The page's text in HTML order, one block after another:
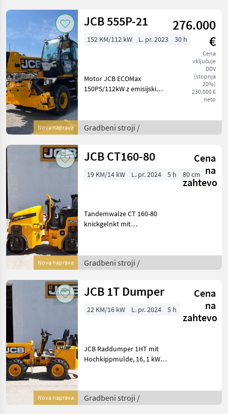
Nova naprava
JCB 555P-21
276.000
€
Cena
vključuje
DDV
(stopnja
20%)
230.000 €
neto
152 KM/112 kW L. pr. 2023 30 h
Motor JCB ECOMax
150PS/112kW z emisijskim
2-stopenjski hidrostat, 40
km/h, funkcija
Gradbeni stroji /
Nova naprava
JCB CT160-80
Cena
na
zahtevo
19 KM/14 kW L. pr. 2024 5 h 80 cm
Tandemwalze CT 160-80
knickgelnkt mit
Bandagenbreite: 800 mm;
Motor: Kubota D1005-E4B-
Gradbeni stroji /
Nova naprava
JCB 1T Dumper
Cena
na
zahtevo
22 KM/16 kW L. pr. 2024 5 h
JCB Raddumper 1HT mit
Hochkippmulde, 16, 1 kW
Antrieb mit einzelnen
Radmotoren;
Gradbeni stroji /